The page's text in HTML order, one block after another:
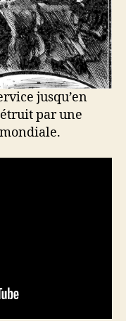
jusqu’en
par une